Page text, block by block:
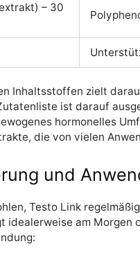
– 30
Inhaltsstoffen zielt
ist darauf
hormonelles
die von vielen
und
Testo Link
idealerweise am